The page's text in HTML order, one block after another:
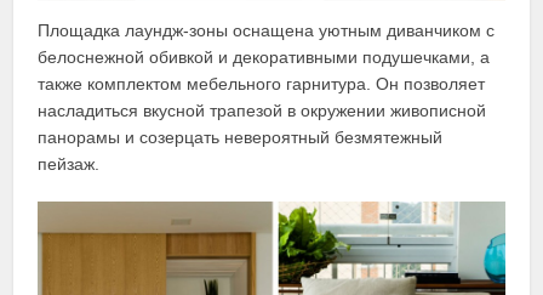
Площадка лаундж-зоны оснащена уютным диванчиком с
белоснежной обивкой и декоративными подушечками, а
также комплектом мебельного гарнитура. Он позволяет
насладиться вкусной трапезой в окружении живописной
панорамы и созерцать невероятный безмятежный
пейзаж.